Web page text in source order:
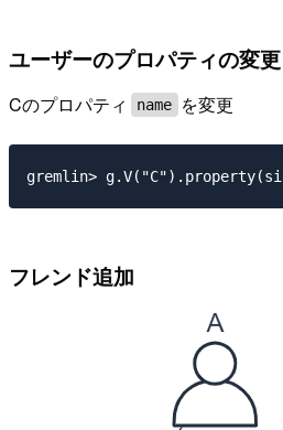
ユーザーのプロパティの変更
Cのプロパティ name を変更
フレンド追加